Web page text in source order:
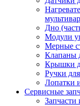
Дно
Модули
Мерные
Клапаны
Крышки
Ручки
Лопатки
Сервисные
Запчасти